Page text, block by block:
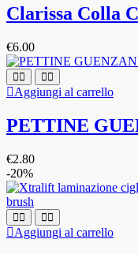
Clarissa Colla
€6.00
Aggiungi al carrello
PETTINE
€2.80
-20%
Aggiungi al carrello